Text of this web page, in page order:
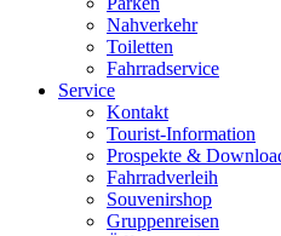
Nahverkehr
Toiletten
Fahrradservice
Service
Kontakt
Tourist-Information
Prospekte &
Fahrradverleih
Souvenirshop
Gruppenreisen